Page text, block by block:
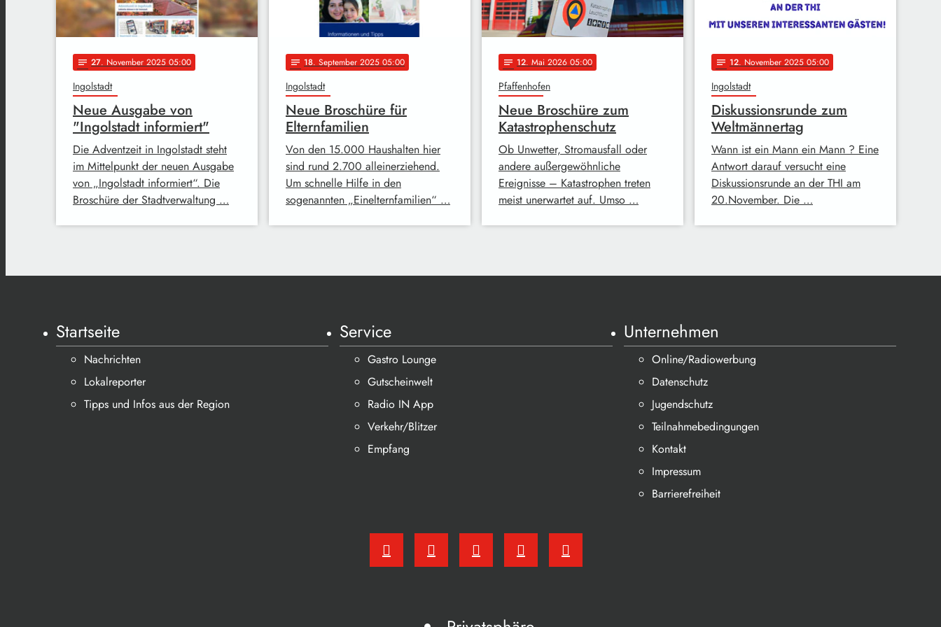
notes 27. November 2025 05:00
Ingolstadt
Neue Ausgabe von
"Ingolstadt informiert"
Die Adventzeit in Ingolstadt steht
im Mittelpunkt der neuen Ausgabe
von „Ingolstadt informiert“. Die
Broschüre der Stadtverwaltung …
notes 18. September 2025 05:00
Ingolstadt
Neue Broschüre für
Elternfamilien
Von den 15.000 Haushalten hier
sind rund 2.700 alleinerziehend.
Um schnelle Hilfe in den
sogenannten „Einelternfamilien“ …
notes 12. Mai 2026 05:00
Pfaffenhofen
Neue Broschüre zum
Katastrophenschutz
Ob Unwetter, Stromausfall oder
andere außergewöhnliche
Ereignisse – Katastrophen treten
meist unerwartet auf. Umso …
notes 12. November 2025 05:00
Ingolstadt
Diskussionsrunde zum
Weltmännertag
Wann ist ein Mann ein Mann ? Eine
Antwort darauf versucht eine
Diskussionsrunde an der THI am
20.November. Die …
Startseite
Nachrichten
Lokalreporter
Tipps und Infos aus der Region
Service
Gastro Lounge
Gutscheinwelt
Radio IN App
Verkehr/Blitzer
Empfang
Unternehmen
Online/Radiowerbung
Datenschutz
Jugendschutz
Teilnahmebedingungen
Kontakt
Impressum
Barrierefreiheit